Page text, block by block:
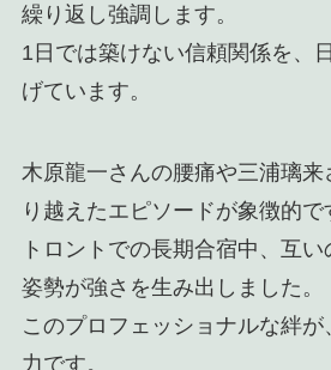
繰り返し強調します。
1日では築けない信頼関係を、
げています。
木原龍一さんの腰痛や三浦璃来
り越えたエピソードが象徴的で
トロントでの長期合宿中、互
姿勢が強さを生み出しました。
このプロフェッショナルな絆
力です。